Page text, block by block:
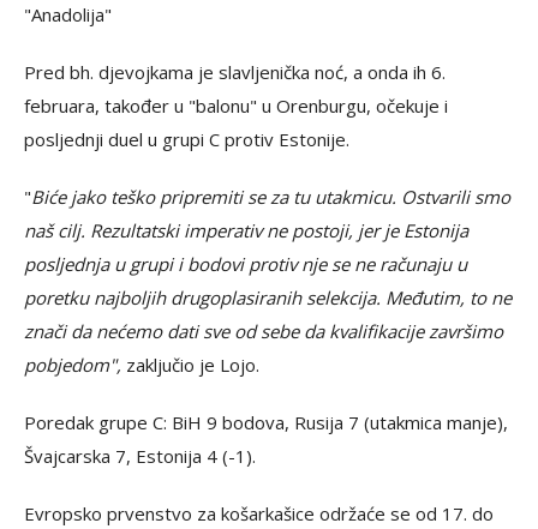
"Anadolija"
Pred bh. djevojkama je slavljenička noć, a onda ih 6.
februara, također u "balonu" u Orenburgu, očekuje i
posljednji duel u grupi C protiv Estonije.
"Biće jako teško pripremiti se za tu utakmicu. Ostvarili smo
naš cilj. Rezultatski imperativ ne postoji, jer je Estonija
posljednja u grupi i bodovi protiv nje se ne računaju u
poretku najboljih drugoplasiranih selekcija. Međutim, to ne
znači da nećemo dati sve od sebe da kvalifikacije završimo
pobjedom", zaključio je Lojo.
Poredak grupe C: BiH 9 bodova, Rusija 7 (utakmica manje),
Švajcarska 7, Estonija 4 (-1).
Evropsko prvenstvo za košarkašice održaće se od 17. do